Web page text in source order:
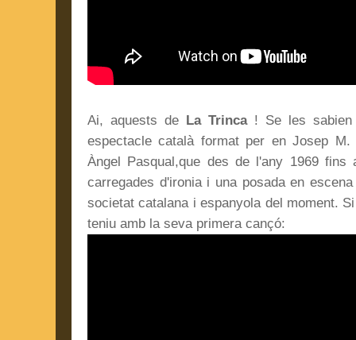
Ai, aquests de La Trinca! Se les sabien
espectacle català format per en Josep
Àngel Pasqual,que des de l'any 1969
carregades d'ironia i una posada en
societat catalana i espanyola del moment.
teniu amb la seva primera cançó: